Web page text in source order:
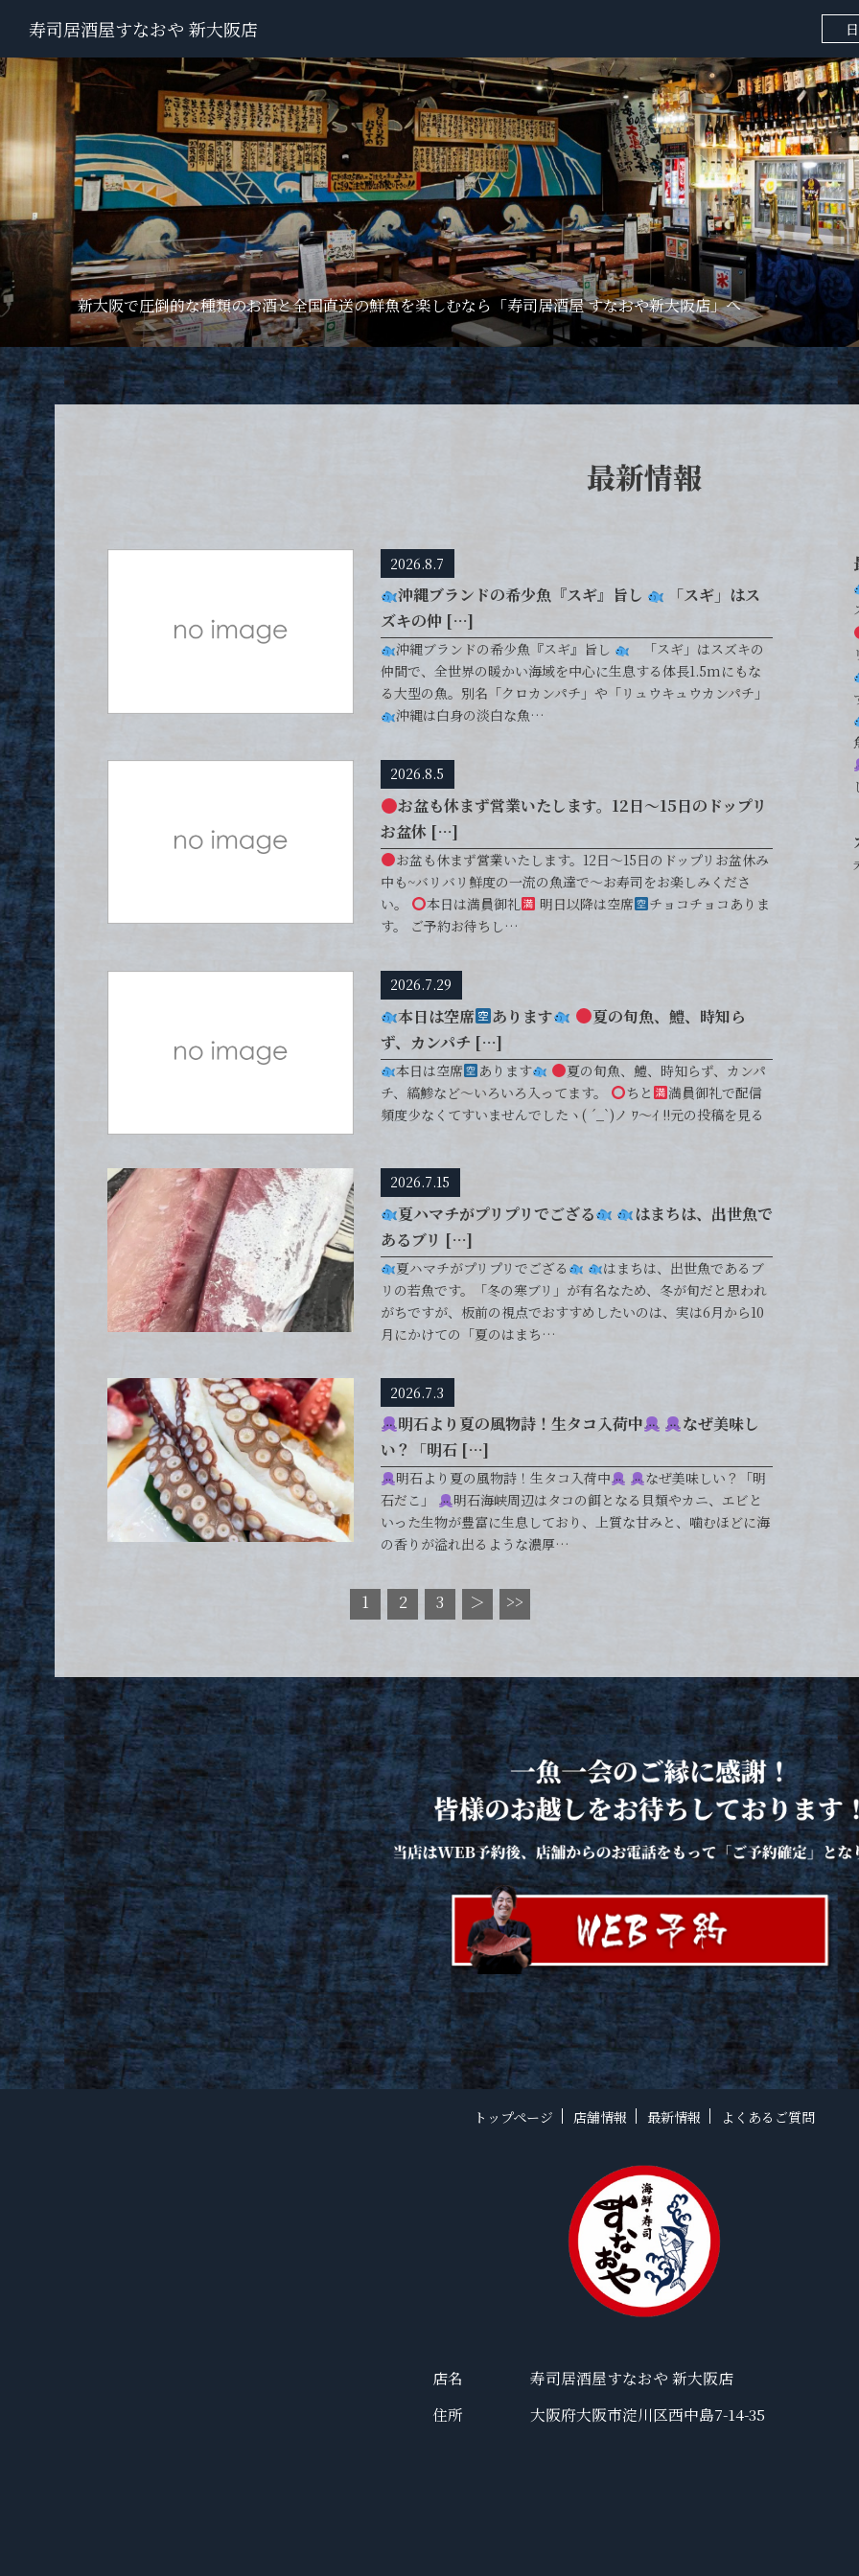
寿司居酒屋すなおや 新大阪店
新大阪で圧倒的な種類のお酒と全国直送の鮮魚を楽しむなら「寿司居酒屋 すなおや新大阪店」へ
最新情報
2026.8.7
沖縄ブランドの希少魚『スギ』旨し
「スギ」はス
ズキの仲 […]
沖縄ブランドの希少魚『スギ』旨し
「スギ」はスズキの
仲間で、全世界の暖かい海域を中心に生息する体長1.5mにもな
る大型の魚。別名「クロカンパチ」や「リュウキュウカンパチ」
沖縄は白身の淡白な魚…
2026.8.5
お盆も休まず営業いたします。12日〜15日のドップリ
お盆休 […]
お盆も休まず営業いたします。12日〜15日のドップリお盆休み
中も~バリバリ鮮度の一流の魚達で〜お寿司をお楽しみくださ
い。
本日は満員御礼 明日以降は空席
チョコチョコありま
す。 ご予約お待ちし…
2026.7.29
本日は空席 あります
夏の旬魚、鱧、時知ら
ず、カンパチ […]
本日は空席 あります
夏の旬魚、鱧、時知らず、カンパ
チ、縞鯵など〜いろいろ入ってます。
ちと
満員御礼で配信
頻度少なくてすいませんでしたヽ( ´_`)ノ ﾜ〜ｲ !!元の投稿を見る
2026.7.15
夏ハマチがプリプリでござる
はまちは、出世魚で
あるブリ […]
夏ハマチがプリプリでござる
はまちは、出世魚であるブ
リの若魚です。「冬の寒ブリ」が有名なため、冬が旬だと思われ
がちですが、板前の視点でおすすめしたいのは、実は6月から10
月にかけての「夏のはまち…
2026.7.3
明石より夏の風物詩！生タコ入荷中
なぜ美味し
い？「明石 […]
明石より夏の風物詩！生タコ入荷中
なぜ美味しい？「明
石だこ」
明石海峡周辺はタコの餌となる貝類やカニ、エビと
いった生物が豊富に生息しており、上質な甘みと、噛むほどに海
の香りが溢れ出るような濃厚…
1 2 3 ＞ >>
トップページ 店舗情報 最新情報 よくあるご質問
店名
寿司居酒屋すなおや 新大阪店
住所
大阪府大阪市淀川区西中島7-14-35